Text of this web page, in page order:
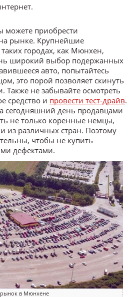
можете приобрести
рынке. Крупнейшие
городах, как Мюнхен,
широкий выбор подержанных
авто, попытайтесь
это порой позволяет скинуть
Также не забывайте осмотреть
средство и провести тест-драйв.
сегодняшний день продавцами
не только коренные немцы,
из различных стран. Поэтому
чтобы не купить
дефектами.
в Мюнхене